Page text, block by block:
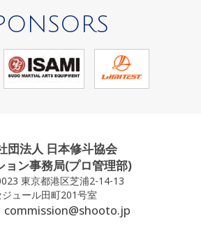
団法人 日本修斗協会
ョン事務局(プロ管理部)
東京都港区芝浦2-14-13
ジュール田町201号室
commission@shooto.jp